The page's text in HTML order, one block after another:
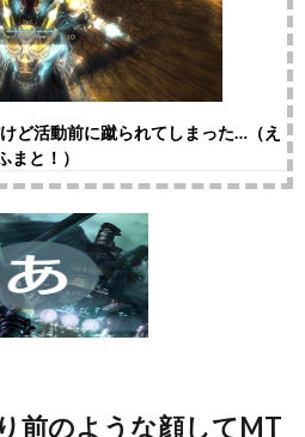
ど活動前に蹴られてしまった…（え
まと！）
前のような顔してMT